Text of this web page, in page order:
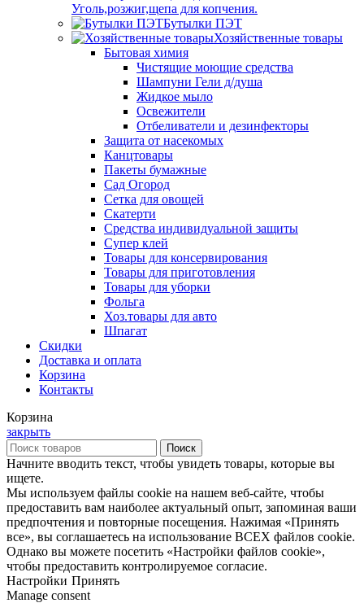
Уголь,розжиг,щепа для копчения.
Бутылки ПЭТ
Хозяйственные товары
Бытовая химия
Чистящие моющие средства
Шампуни Гели д/душа
Жидкое мыло
Освежители
Отбеливатели и дезинфекторы
Защита от насекомых
Канцтовары
Пакеты бумажные
Сад Огород
Сетка для овощей
Скатерти
Средства индивидуальной защиты
Супер клей
Товары для консервирования
Товары для приготовления
Товары для уборки
Фольга
Хоз.товары для авто
Шпагат
Скидки
Доставка и оплата
Корзина
Контакты
Корзина
закрыть
Поиск
Начните вводить текст, чтобы увидеть товары, которые вы
ищете.
Мы используем файлы cookie на нашем веб-сайте, чтобы
предоставить вам наиболее актуальный опыт, запоминая ваши
предпочтения и повторные посещения. Нажимая «Принять
все», вы соглашаетесь на использование ВСЕХ файлов cookie.
Однако вы можете посетить «Настройки файлов cookie»,
чтобы предоставить контролируемое согласие.
Настройки Принять
Manage consent